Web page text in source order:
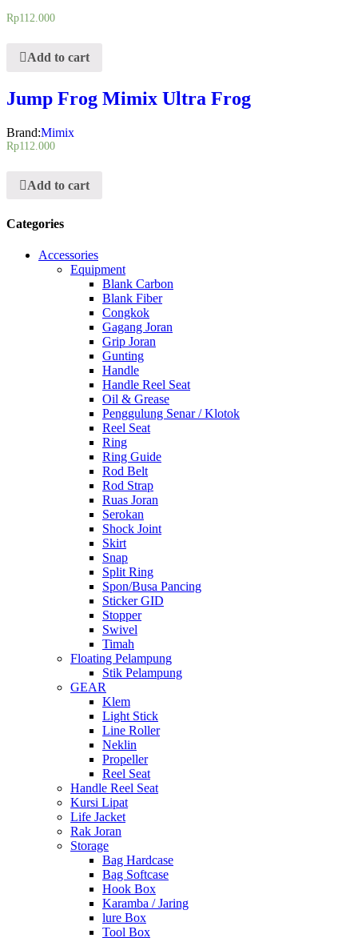
Rp112.000
Add to cart
Jump Frog Mimix Ultra Frog
Brand:Mimix
Rp112.000
Add to cart
Categories
Accessories
Equipment
Blank Carbon
Blank Fiber
Congkok
Gagang Joran
Grip Joran
Gunting
Handle
Handle Reel Seat
Oil & Grease
Penggulung Senar / Klotok
Reel Seat
Ring
Ring Guide
Rod Belt
Rod Strap
Ruas Joran
Serokan
Shock Joint
Skirt
Snap
Split Ring
Spon/Busa Pancing
Sticker GID
Stopper
Swivel
Timah
Floating Pelampung
Stik Pelampung
GEAR
Klem
Light Stick
Line Roller
Neklin
Propeller
Reel Seat
Handle Reel Seat
Kursi Lipat
Life Jacket
Rak Joran
Storage
Bag Hardcase
Bag Softcase
Hook Box
Karamba / Jaring
lure Box
Tool Box